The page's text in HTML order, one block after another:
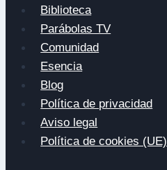
Biblioteca
Parábolas TV
Comunidad
Esencia
Blog
Política de privacidad
Aviso legal
Política de cookies (UE)